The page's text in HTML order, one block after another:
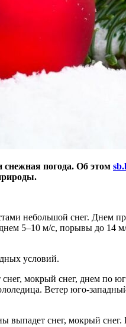
снежная погода. Об этом
небольшой снег. Днем
5–10 м/с, порывы до 14
условий.
снег, мокрый снег, днем по
Ветер юго-
выпадет снег, мокрый